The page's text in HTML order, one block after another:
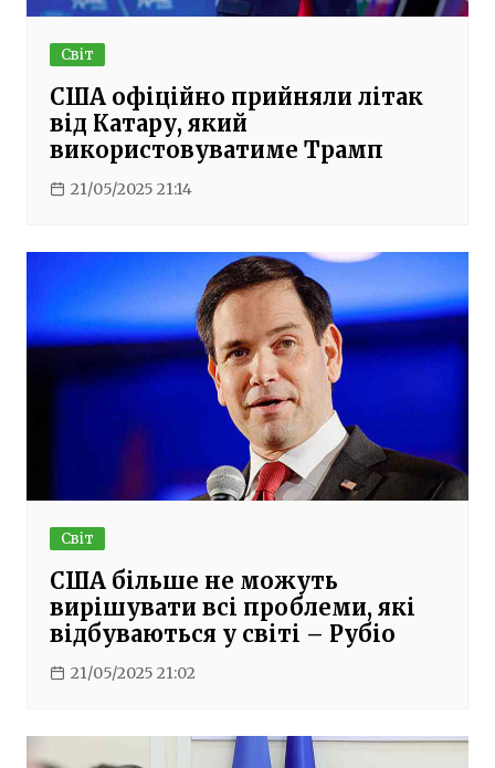
Світ
США офіційно прийняли літак
від Катару, який
використовуватиме Трамп
21/05/2025 21:14
Світ
США більше не можуть
вирішувати всі проблеми, які
відбуваються у світі – Рубіо
21/05/2025 21:02